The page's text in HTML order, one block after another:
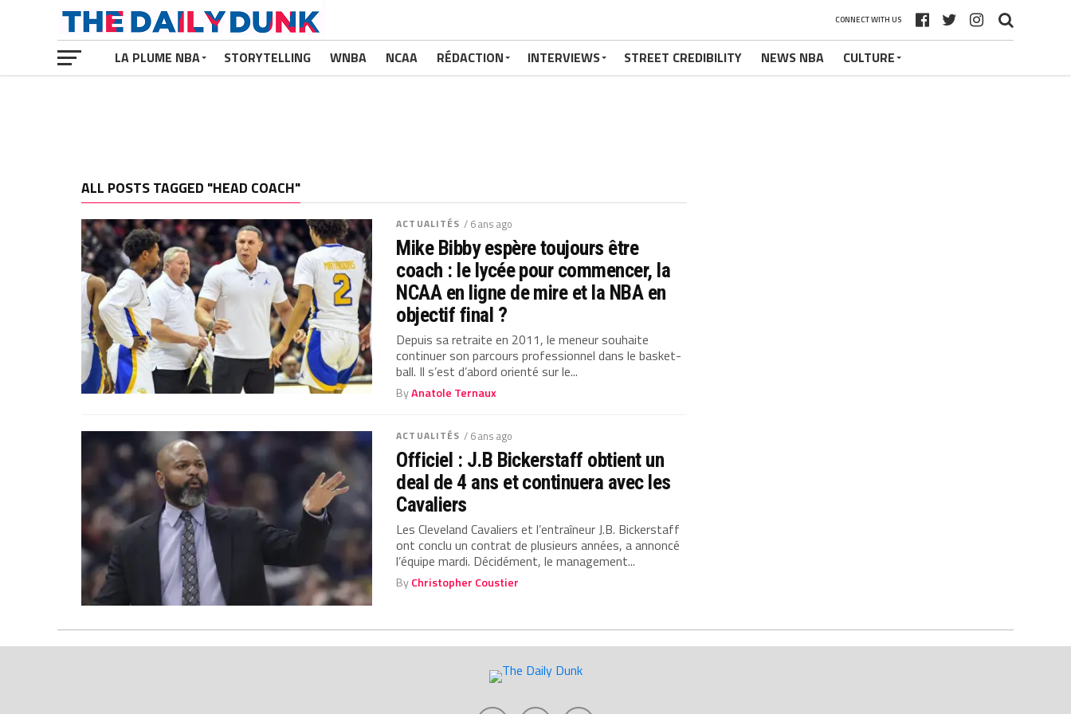
CONNECT WITH US
LA PLUME NBA STORYTELLING WNBA NCAA RÉDACTION INTERVIEWS STREET CREDIBILITY NEWS NBA CULTURE
ALL POSTS TAGGED "HEAD COACH"
ACTUALITÉS / 6 ans ago
Mike Bibby espère toujours être
coach : le lycée pour commencer, la
NCAA en ligne de mire et la NBA en
objectif final ?
Depuis sa retraite en 2011, le meneur souhaite
continuer son parcours professionnel dans le basket-
ball. Il s’est d’abord orienté sur le...
ByAnatole Ternaux
ACTUALITÉS / 6 ans ago
Officiel : J.B Bickerstaff obtient un
deal de 4 ans et continuera avec les
Cavaliers
Les Cleveland Cavaliers et l’entraîneur J.B. Bickerstaff
ont conclu un contrat de plusieurs années, a annoncé
l’équipe mardi. Décidément, le management...
ByChristopher Coustier